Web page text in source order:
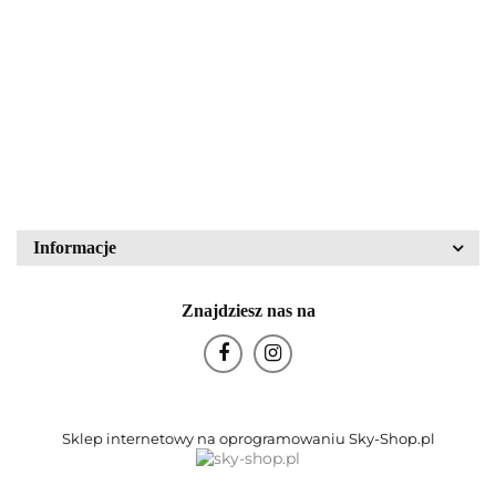
Bohemia Glas
Informacje
Znajdziesz nas na
Sklep internetowy na oprogramowaniu Sky-Shop.pl